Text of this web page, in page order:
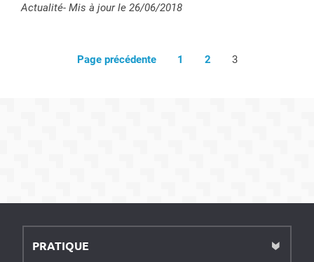
Type :
Actualité- Mis à jour le 26/06/2018
Page précédente 1 2 3
PRATIQUE